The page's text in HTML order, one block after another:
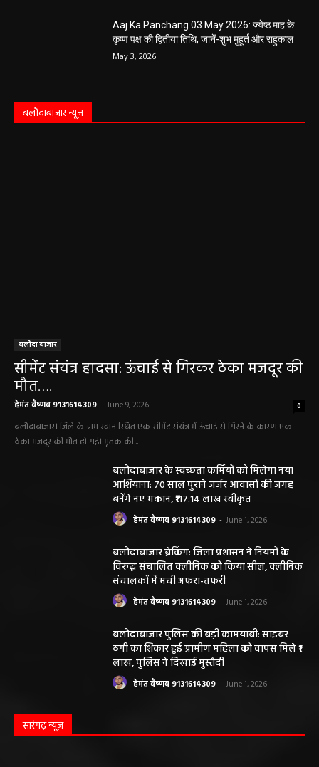
Aaj Ka Panchang 03 May 2026: ज्येष्ठ माह के
कृष्ण पक्ष की द्वितीया तिथि, जानें-शुभ मुहूर्त और राहुकाल
May 3, 2026
बलौदाबाज़ार न्यूज़
बलौदा बाजार
सीमेंट संयंत्र हादसा: ऊंचाई से गिरकर ठेका मजदूर की
मौत….
हेमंत वैष्णव 9131614309 - June 9, 2026 0
बलौदाबाजार। जिले के ग्राम रवान स्थित एक सीमेंट संयंत्र में ऊंचाई से गिरने के कारण एक
ठेका मजदूर की मौत हो गई। मृतक की...
बलौदाबाजार के स्वच्छता कर्मियों को मिलेगा नया
आशियाना: 70 साल पुराने जर्जर आवासों की जगह
बनेंगे नए मकान, ₹117.14 लाख स्वीकृत
हेमंत वैष्णव 9131614309 - June 1, 2026
बलौदाबाजार ब्रेकिंग: जिला प्रशासन ने नियमों के
विरुद्ध संचालित क्लीनिक को किया सील, क्लीनिक
संचालकों में मची अफरा-तफरी
हेमंत वैष्णव 9131614309 - June 1, 2026
बलौदाबाजार पुलिस की बड़ी कामयाबी: साइबर
ठगी का शिकार हुई ग्रामीण महिला को वापस मिले ₹1
लाख, पुलिस ने दिखाई मुस्तैदी
हेमंत वैष्णव 9131614309 - June 1, 2026
सारंगढ़ न्यूज़